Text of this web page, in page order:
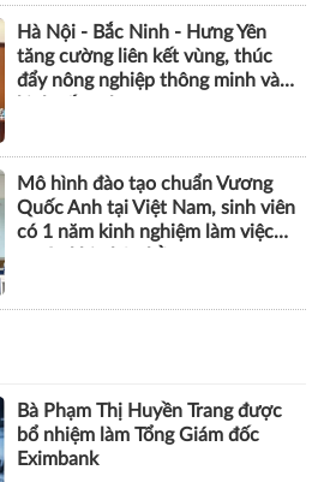
Hà Nội - Bắc Ninh - Hưng Yên
tăng cường liên kết vùng, thúc
đẩy nông nghiệp thông minh và
Mô hình đào tạo chuẩn Vương
Quốc Anh tại Việt Nam, sinh viên
có 1 năm kinh nghiệm làm việc
Bà Phạm Thị Huyền Trang được
bổ nhiệm làm Tổng Giám đốc
Eximbank